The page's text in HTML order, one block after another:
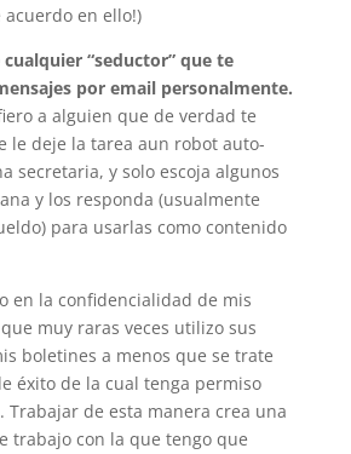
en ello!)
“seductor” que te
por email personalmente.
a alguien que de verdad te
le deje la tarea aun robot auto-
secretaria, y solo escoja algunos
y los responda (usualmente
para usarlas como contenido
en la confidencialidad de mis
muy raras veces utilizo sus
boletines a menos que se trate
éxito de la cual tenga permiso
Trabajar de esta manera crea una
trabajo con la que tengo que